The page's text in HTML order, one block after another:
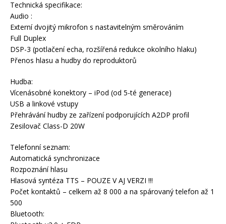
Technická specifikace:
Audio :
Externí dvojitý mikrofon s nastavitelným směrováním
Full Duplex
DSP-3 (potlačení echa, rozšířená redukce okolního hlaku)
Přenos hlasu a hudby do reproduktorů
Hudba:
Vícenásobné konektory – iPod (od 5-té generace)
USB a linkové vstupy
Přehrávání hudby ze zařízení podporujících A2DP profil
Zesilovač Class-D 20W
Telefonní seznam:
Automatická synchronizace
Rozpoznání hlasu
Hlasová syntéza TTS – POUZE V AJ VERZI !!!
Počet kontaktů – celkem až 8 000 a na spárovaný telefon až 1
500
Bluetooth: